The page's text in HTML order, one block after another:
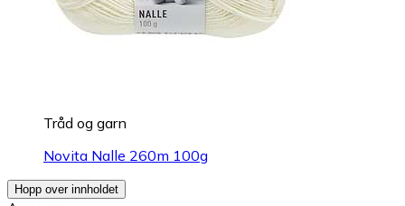
Tråd og garn
Novita Nalle 260m 100g
Hopp over innholdet